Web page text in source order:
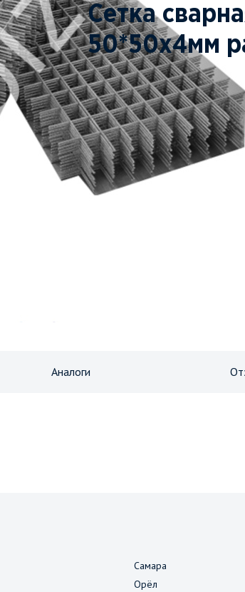
Cетка
50*50х4мм
Характеристики
Характеристики сетки
Форма выпуска
Тип покрытия
Маркировка проволоки
Область применения
Аналоги
Самара
Орёл